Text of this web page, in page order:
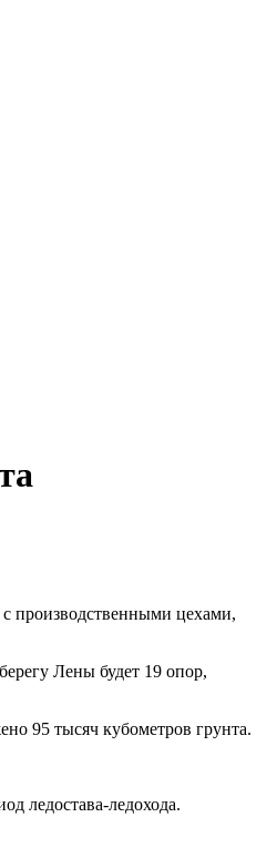
производственными цехами,
Лены будет 19 опор,
95 тысяч кубометров грунта.
ледостава-ледохода.